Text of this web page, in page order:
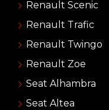
Renault Scenic
Renault Trafic
Renault Twingo
Renault Zoe
Seat Alhambra
Seat Altea